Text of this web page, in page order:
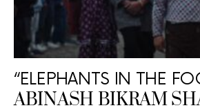
“ELEPHANTS IN THE
ABINASH BIKRAM